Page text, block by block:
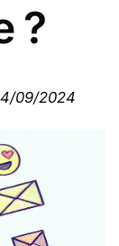
?
09/2024